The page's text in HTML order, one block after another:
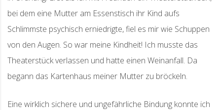
bei dem eine Mutter am Essenstisch ihr Kind aufs
Schlimmste psychisch erniedrigte, fiel es mir wie Schuppen
von den Augen. So war meine Kindheit! Ich musste das
Theaterstück verlassen und hatte einen Weinanfall. Da
begann das Kartenhaus meiner Mutter zu bröckeln.
Eine wirklich sichere und ungefährliche Bindung konnte ich